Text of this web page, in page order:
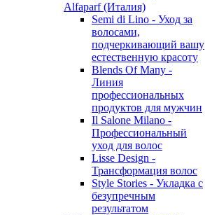
Alfaparf (Италия)
Semi di Lino - Уход за
волосами,
подчеркивающий вашу
естественную красоту
Blends Of Many -
Линия
профессиональных
продуктов для мужчин
Il Salone Milano -
Профессиональный
уход для волос
Lisse Design -
Трансформация волос
Style Stories - Укладка с
безупречным
результатом